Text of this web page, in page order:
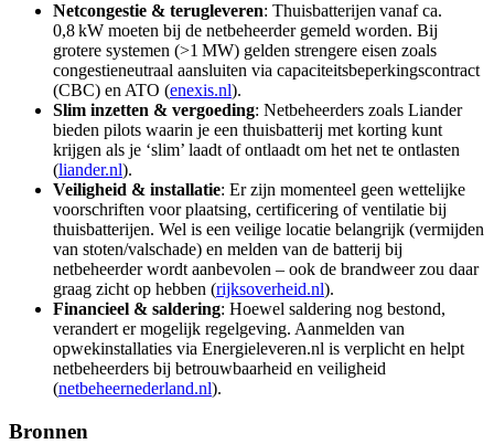
Netcongestie & terugleveren: Thuisbatterijen vanaf ca.
0,8 kW moeten bij de netbeheerder gemeld worden. Bij
grotere systemen (>1 MW) gelden strengere eisen zoals
congestieneutraal aansluiten via capaciteitsbeperkingscontract
(CBC) en ATO (enexis.nl).
Slim inzetten & vergoeding: Netbeheerders zoals Liander
bieden pilots waarin je een thuisbatterij met korting kunt
krijgen als je ‘slim’ laadt of ontlaadt om het net te ontlasten
(liander.nl).
Veiligheid & installatie: Er zijn momenteel geen wettelijke
voorschriften voor plaatsing, certificering of ventilatie bij
thuisbatterijen. Wel is een veilige locatie belangrijk (vermijden
van stoten/valschade) en melden van de batterij bij
netbeheerder wordt aanbevolen – ook de brandweer zou daar
graag zicht op hebben (rijksoverheid.nl).
Financieel & saldering: Hoewel saldering nog bestond,
verandert er mogelijk regelgeving. Aanmelden van
opwekinstallaties via Energieleveren.nl is verplicht en helpt
netbeheerders bij betrouwbaarheid en veiligheid
(netbeheernederland.nl).
Bronnen